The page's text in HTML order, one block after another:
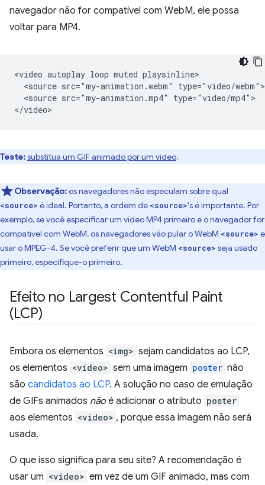
navegador não for compatível com WebM, ele possa
voltar para MP4.
<video autoplay loop muted playsinline>
  <source src="my-animation.webm" type="video/webm">
  <source src="my-animation.mp4" type="video/mp4">
Teste:substitua um GIF animado por um vídeo.
Observação:os navegadores não especulam sobre qual
<source> é ideal. Portanto, a ordem de <source>'s é importante. Por
exemplo, se você especificar um vídeo MP4 primeiro e o navegador for
compatível com WebM, os navegadores vão pular o WebM <source> e
usar o MPEG-4. Se você preferir que um WebM <source> seja usado
primeiro, especifique-o primeiro.
Efeito no Largest Contentful Paint
(LCP)
Embora os elementos <img> sejam candidatos ao LCP,
os elementos <video> sem uma imagem poster não
são candidatos ao LCP. A solução no caso de emulação
de GIFs animados não é adicionar o atributo poster
aos elementos <video> , porque essa imagem não será
usada.
O que isso significa para seu site? A recomendação é
usar um <video> em vez de um GIF animado, mas com